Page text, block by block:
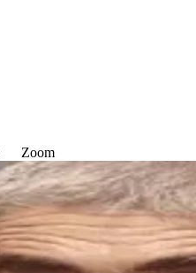
Zoom